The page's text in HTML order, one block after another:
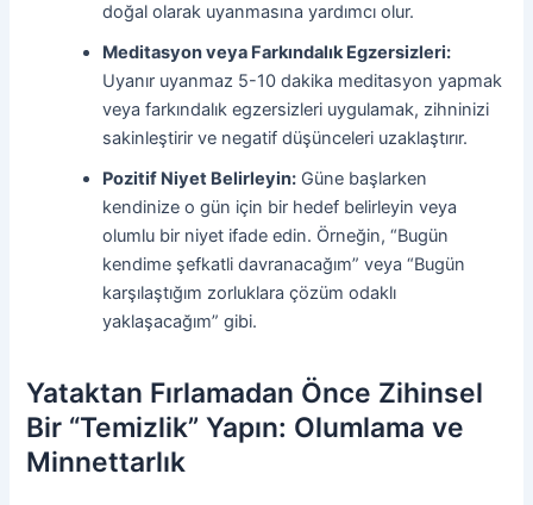
doğal olarak uyanmasına yardımcı olur.
Meditasyon veya Farkındalık Egzersizleri:
Uyanır uyanmaz 5-10 dakika meditasyon yapmak
veya farkındalık egzersizleri uygulamak, zihninizi
sakinleştirir ve negatif düşünceleri uzaklaştırır.
Pozitif Niyet Belirleyin: Güne başlarken
kendinize o gün için bir hedef belirleyin veya
olumlu bir niyet ifade edin. Örneğin, “Bugün
kendime şefkatli davranacağım” veya “Bugün
karşılaştığım zorluklara çözüm odaklı
yaklaşacağım” gibi.
Yataktan Fırlamadan Önce Zihinsel
Bir “Temizlik” Yapın: Olumlama ve
Minnettarlık